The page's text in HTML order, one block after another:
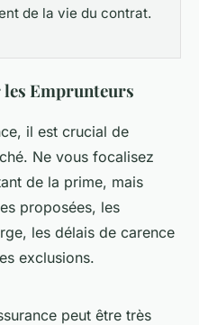
de la vie du contrat.
Emprunteurs
il est crucial de
Ne vous focalisez
de la prime, mais
proposées, les
les délais de carence
exclusions.
peut être très